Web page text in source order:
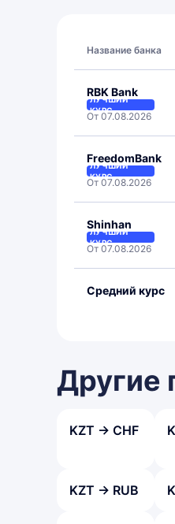
Название банка
RBK Bank
ЛУЧШИЙ
КУРС
От 07.08.2026
FreedomBank
ЛУЧШИЙ
КУРС
От 07.08.2026
Shinhan
ЛУЧШИЙ
КУРС
От 07.08.2026
Средний курс
Другие
KZT → CHF
KZT → RUB